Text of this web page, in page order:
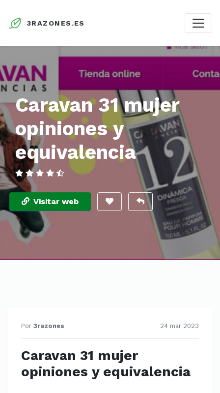
3RAZONES.ES
Caravan 31 mujer
opiniones y
equivalencia
Visitar web
Por 3razones 24 mar 2023
Caravan 31 mujer
opiniones y equivalencia